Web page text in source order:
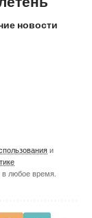
новости
и
в любое время.